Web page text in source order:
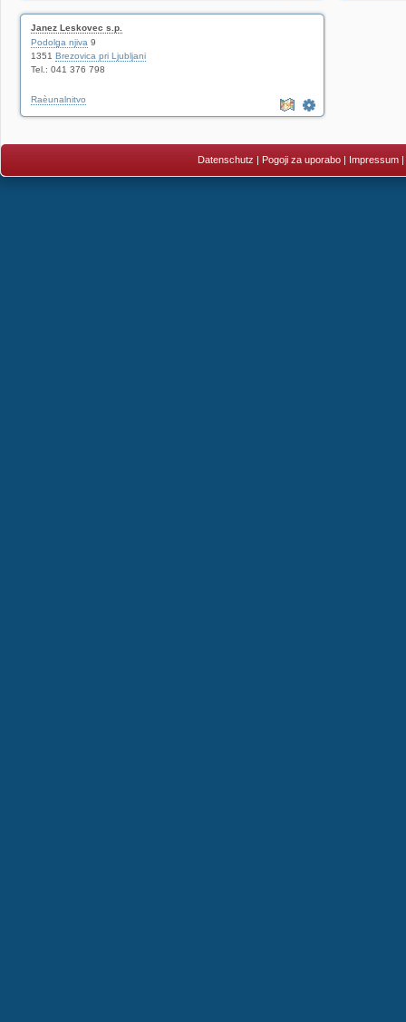
Janez Leskovec s.p.
Podolga njiva 9
1351 Brezovica pri Ljubljani
Tel.: 041 376 798
Raèunalnitvo
Datenschutz | Pogoji za uporabo| Impressum|